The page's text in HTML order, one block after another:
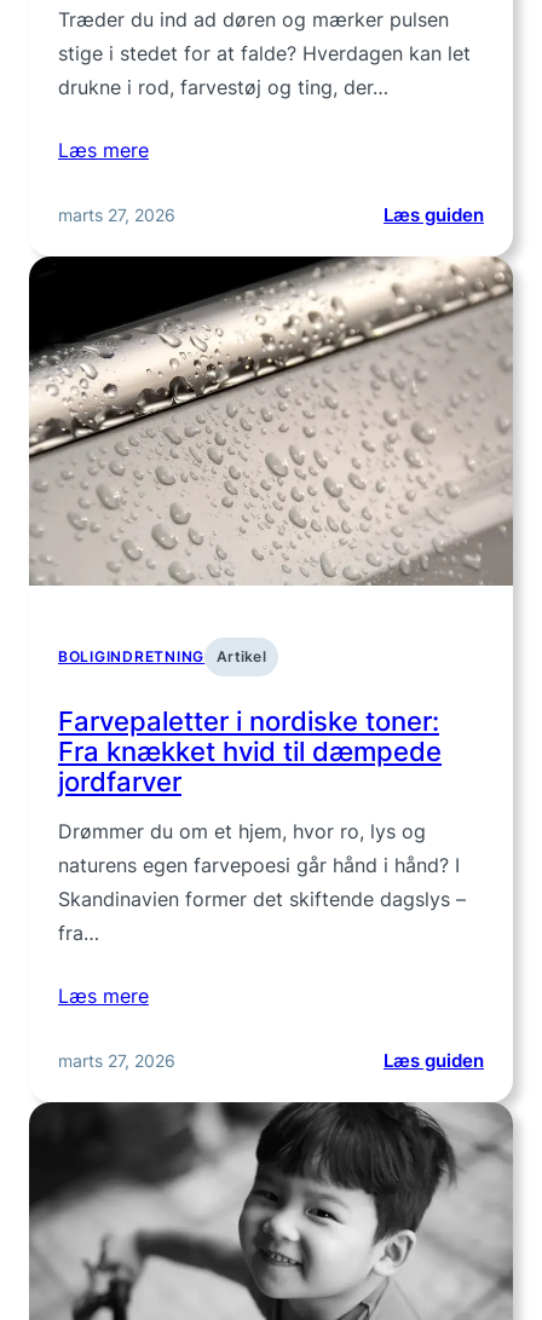
Træder du ind ad døren og mærker pulsen
stige i stedet for at falde? Hverdagen kan let
drukne i rod, farvestøj og ting, der…
Læs mere
marts 27, 2026 Læs guiden:
7
greb
der
ro
i
rum
BOLIGINDRETNING Artikel
Farvepaletter i nordiske toner:
Fra knækket hvid til dæmpede
jordfarver
Drømmer du om et hjem, hvor ro, lys og
naturens egen farvepoesi går hånd i hånd? I
Skandinavien former det skiftende dagslys –
fra…
Læs mere
marts 27, 2026 Læs guiden:
hvid
til